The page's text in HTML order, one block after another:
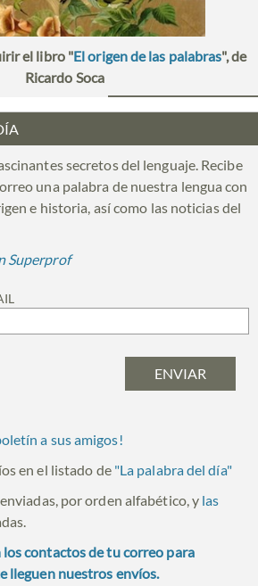
el libro "El origen de las palabras", de
Ricardo Soca
secretos del lenguaje. Recibe
una palabra de nuestra lengua con
e historia, así como las noticias del
Superprof
a sus amigos!
en el listado de "La palabra del día"
por orden alfabético, y las
contactos de tu correo para
lleguen nuestros envíos.